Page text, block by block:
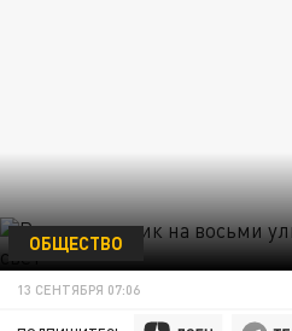
ОБЩЕСТВО
13 СЕНТЯБРЯ 07:06